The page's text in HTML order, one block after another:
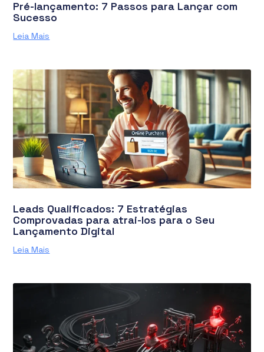
Pré-lançamento: 7 Passos para Lançar com
Sucesso
Leia Mais
Leads Qualificados: 7 Estratégias
Comprovadas para atrai-los para o Seu
Lançamento Digital
Leia Mais